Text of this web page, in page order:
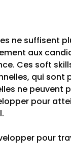
ne suffisent
aux
Ces soft
qui sont
ne peuvent
pour
pour